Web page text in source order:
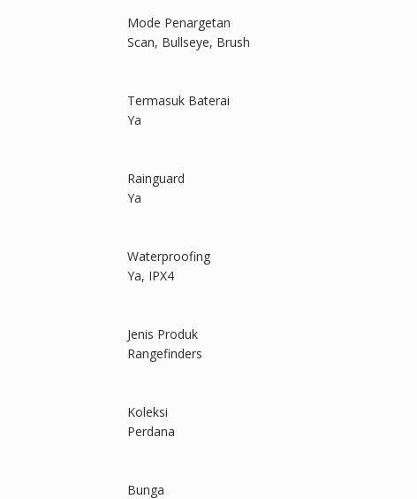
Mode Penargetan
Scan, Bullseye, Brush
Termasuk Baterai
Ya
Rainguard
Ya
Waterproofing
Ya, IPX4
Jenis Produk
Rangefinders
Koleksi
Perdana
Bunga